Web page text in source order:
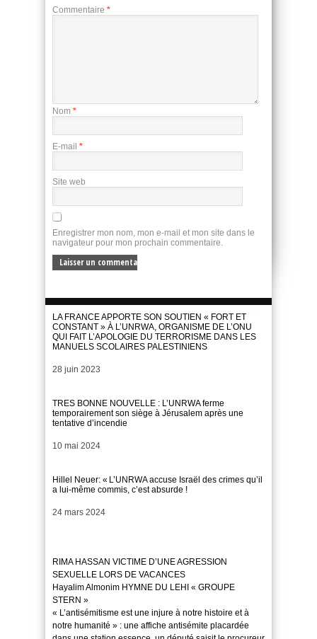
Commentaire *
Nom *
E-mail *
Site web
Enregistrer mon nom, mon e-mail et mon site dans le
navigateur pour mon prochain commentaire.
LA FRANCE APPORTE SON SOUTIEN « FORT ET
CONSTANT » À L’UNRWA, ORGANISME DE L’ONU
QUI FAIT L’APOLOGIE DU TERRORISME DANS LES
MANUELS SCOLAIRES PALESTINIENS
Date
28 juin 2023
TRES BONNE NOUVELLE : L’UNRWA ferme
temporairement son siège à Jérusalem après une
tentative d’incendie
Date
10 mai 2024
Hillel Neuer: « L’UNRWA accuse Israël des crimes qu’il
a lui-même commis, c’est absurde !
Date
24 mars 2024
RIMA HASSAN VICTIME D’UNE AGRESSION
SEXUELLE LORS DE VACANCES
Hayalim Almonim HYMNE DU LEHI « GROUPE
STERN »
« L’antisémitisme est une injure à notre histoire et à
notre humanité » : une affiche antisémite placardée